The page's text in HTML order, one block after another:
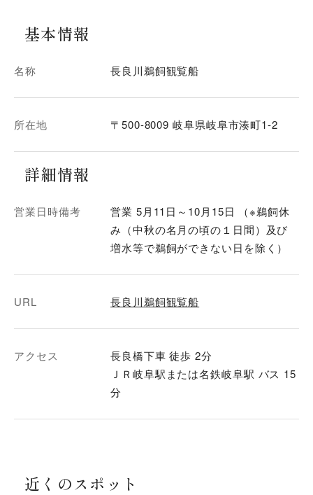
基本情報
名称 長良川鵜飼観覧船
所在地 〒500-8009 岐阜県岐阜市湊町1-2
詳細情報
営業日時備考
営業 5月11日～10月15日 （※鵜飼休
み（中秋の名月の頃の１日間）及び
増水等で鵜飼ができない日を除く）
URL 長良川鵜飼観覧船
アクセス
長良橋下車 徒歩 2分
ＪＲ岐阜駅または名鉄岐阜駅 バス 15
分
近くのスポット